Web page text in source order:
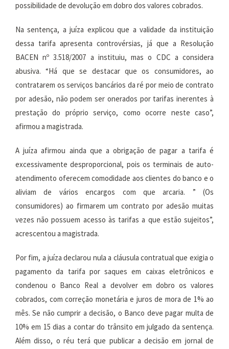
possibilidade de devolução em dobro dos valores cobrados.
Na sentença, a juíza explicou que a validade da instituição
dessa tarifa apresenta controvérsias, já que a Resolução
BACEN nº 3.518/2007 a instituiu, mas o CDC a considera
abusiva. “Há que se destacar que os consumidores, ao
contratarem os serviços bancários da ré por meio de contrato
por adesão, não podem ser onerados por tarifas inerentes à
prestação do próprio serviço, como ocorre neste caso”,
afirmou a magistrada.
A juíza afirmou ainda que a obrigação de pagar a tarifa é
excessivamente desproporcional, pois os terminais de auto-
atendimento oferecem comodidade aos clientes do banco e o
aliviam de vários encargos com que arcaria. ” (Os
consumidores) ao firmarem um contrato por adesão muitas
vezes não possuem acesso às tarifas a que estão sujeitos”,
acrescentou a magistrada.
Por fim, a juíza declarou nula a cláusula contratual que exigia o
pagamento da tarifa por saques em caixas eletrônicos e
condenou o Banco Real a devolver em dobro os valores
cobrados, com correção monetária e juros de mora de 1% ao
mês. Se não cumprir a decisão, o Banco deve pagar multa de
10% em 15 dias a contar do trânsito em julgado da sentença.
Além disso, o réu terá que publicar a decisão em jornal de